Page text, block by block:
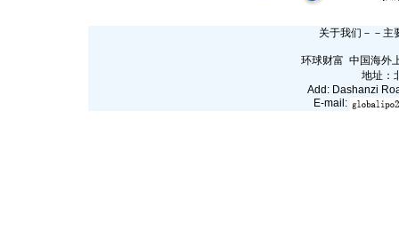
关于我们 －－ 主
环球财富 中国海外
地址：
Add: Dashanzi
E-mail: